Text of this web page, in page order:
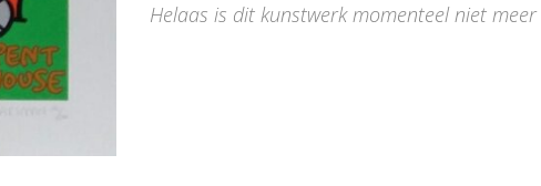
Helaas is dit kunstwerk momenteel niet